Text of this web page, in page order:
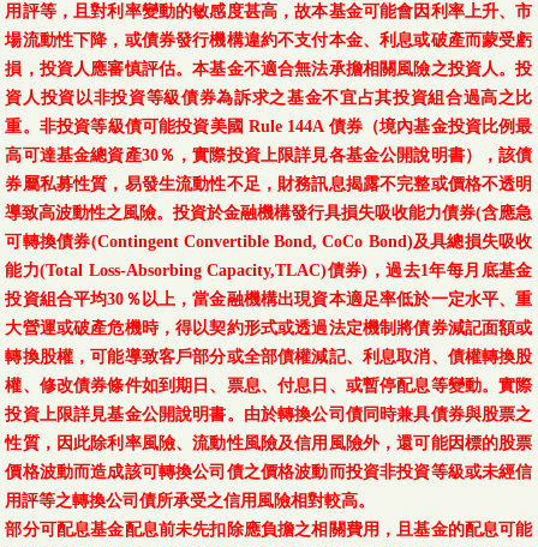
用評等，且對利率變動的敏感度甚高，故本基金可能會因利率上升、市
場流動性下降，或債券發行機構違約不支付本金、利息或破產而蒙受虧
損，投資人應審慎評估。本基金不適合無法承擔相關風險之投資人。投
資人投資以非投資等級債券為訴求之基金不宜占其投資組合過高之比
重。非投資等級債可能投資美國 Rule 144A 債券（境內基金投資比例最
高可達基金總資產30％，實際投資上限詳見各基金公開說明書），該債
券屬私募性質，易發生流動性不足，財務訊息揭露不完整或價格不透明
導致高波動性之風險。投資於金融機構發行具損失吸收能力債券(含應急
可轉換債券(Contingent Convertible Bond, CoCo Bond)及具總損失吸收
能力(Total Loss-Absorbing Capacity,TLAC)債券)，過去1年每月底基金
投資組合平均30％以上，當金融機構出現資本適足率低於一定水平、重
大營運或破產危機時，得以契約形式或透過法定機制將債券減記面額或
轉換股權，可能導致客戶部分或全部債權減記、利息取消、債權轉換股
權、修改債券條件如到期日、票息、付息日、或暫停配息等變動。實際
投資上限詳見基金公開說明書。由於轉換公司債同時兼具債券與股票之
性質，因此除利率風險、流動性風險及信用風險外，還可能因標的股票
價格波動而造成該可轉換公司債之價格波動而投資非投資等級或未經信
用評等之轉換公司債所承受之信用風險相對較高。
部分可配息基金配息前未先扣除應負擔之相關費用，且基金的配息可能